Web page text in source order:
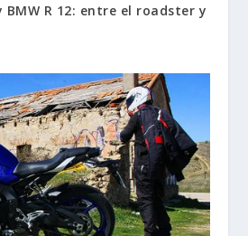
BMW R 12: entre el roadster y